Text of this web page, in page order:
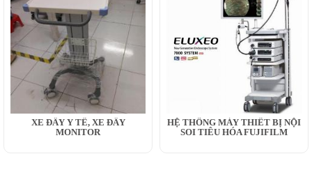
XE ĐẨY Y TẾ, XE ĐẨY
MONITOR
HỆ THỐNG MÁY THIẾT BỊ NỘI
SOI TIÊU HÓA FUJIFILM